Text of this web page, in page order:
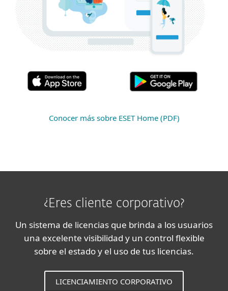
Conocer más sobre ESET Home (PDF)
¿Eres cliente corporativo?
Un sistema de licencias que brinda a los usuarios
una excelente visibilidad y un control flexible
sobre el estado y el uso de tus licencias.
LICENCIAMIENTO CORPORATIVO